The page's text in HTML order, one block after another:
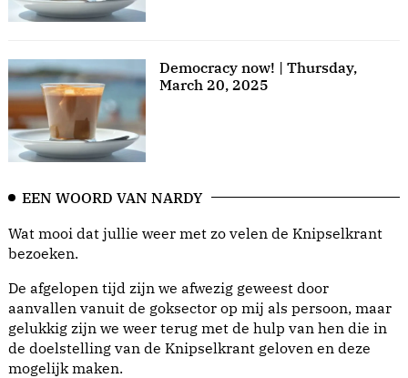
Democracy now! | Thursday,
March 20, 2025
EEN WOORD VAN NARDY
Wat mooi dat jullie weer met zo velen de Knipselkrant
bezoeken.
De afgelopen tijd zijn we afwezig geweest door
aanvallen vanuit de goksector op mij als persoon, maar
gelukkig zijn we weer terug met de hulp van hen die in
de doelstelling van de Knipselkrant geloven en deze
mogelijk maken.